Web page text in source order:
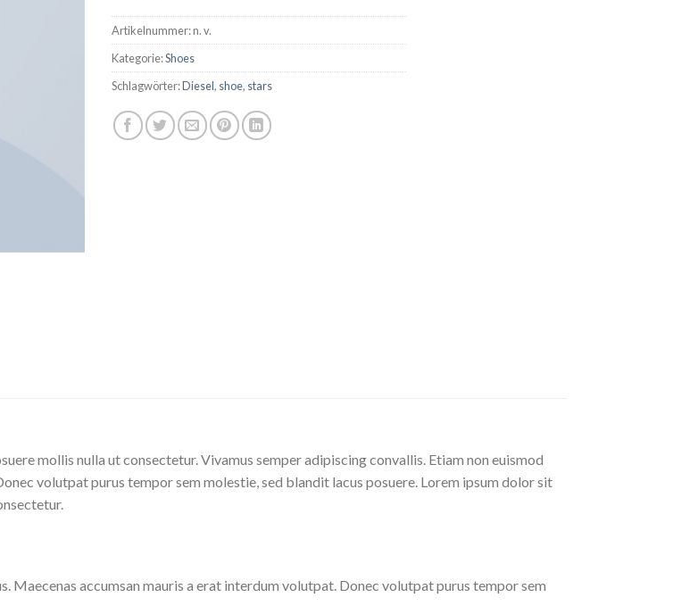
Artikelnummer:n. v.
Kategorie:Shoes
Schlagwörter:Diesel, shoe, stars
mollis nulla ut consectetur. Vivamus semper adipiscing convallis. Etiam non euismod
volutpat purus tempor sem molestie, sed blandit lacus posuere. Lorem ipsum dolor sit
Maecenas accumsan mauris a erat interdum volutpat. Donec volutpat purus tempor sem